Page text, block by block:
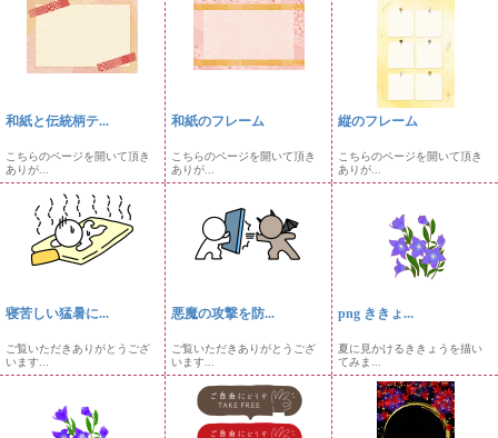
和紙と伝統柄テ...
こちらのページを開いて頂き
ありが...
和紙のフレーム
こちらのページを開いて頂き
ありが...
縦のフレーム
こちらのページを開いて頂き
ありが...
寝苦しい猛暑に...
ご覧いただきありがとうござ
います...
悪魔の攻撃を防...
ご覧いただきありがとうござ
います...
png ききょ...
夏に見かけるききょうを描い
てみま...